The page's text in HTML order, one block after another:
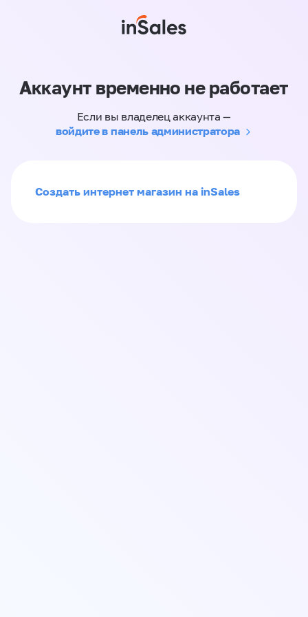
Аккаунт временно не работает
Если вы владелец аккаунта —
войдите в панель администратора
Создать интернет магазин на inSales